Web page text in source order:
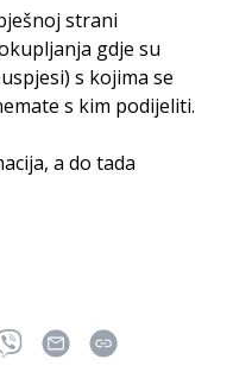
strani
gdje su
s kojima se
s kim podijeliti.
a do tada